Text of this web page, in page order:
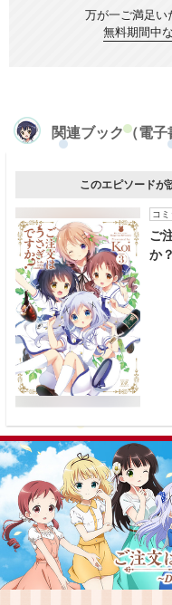
万が一ご満足い
無料期間中
関連ブック（電子
このエピソードが
コミ
ご
か